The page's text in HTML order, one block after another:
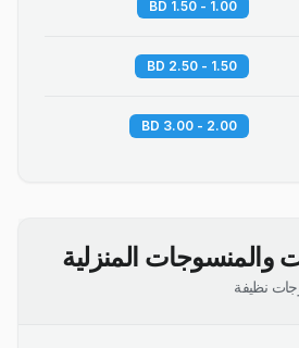
1.00 - 1.50 BD
1.50 - 2.50 BD
2.00 - 3.00 BD
والمنسوجات المنزلية
نظيفة